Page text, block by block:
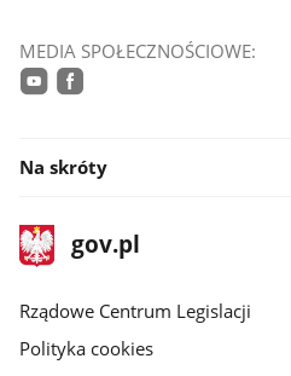
MEDIA SPOŁECZNOŚCIOWE:
Na skróty
stopka
gov.plStrona
gov.pl
Rządowe Centrum Legislacji
Polityka cookies